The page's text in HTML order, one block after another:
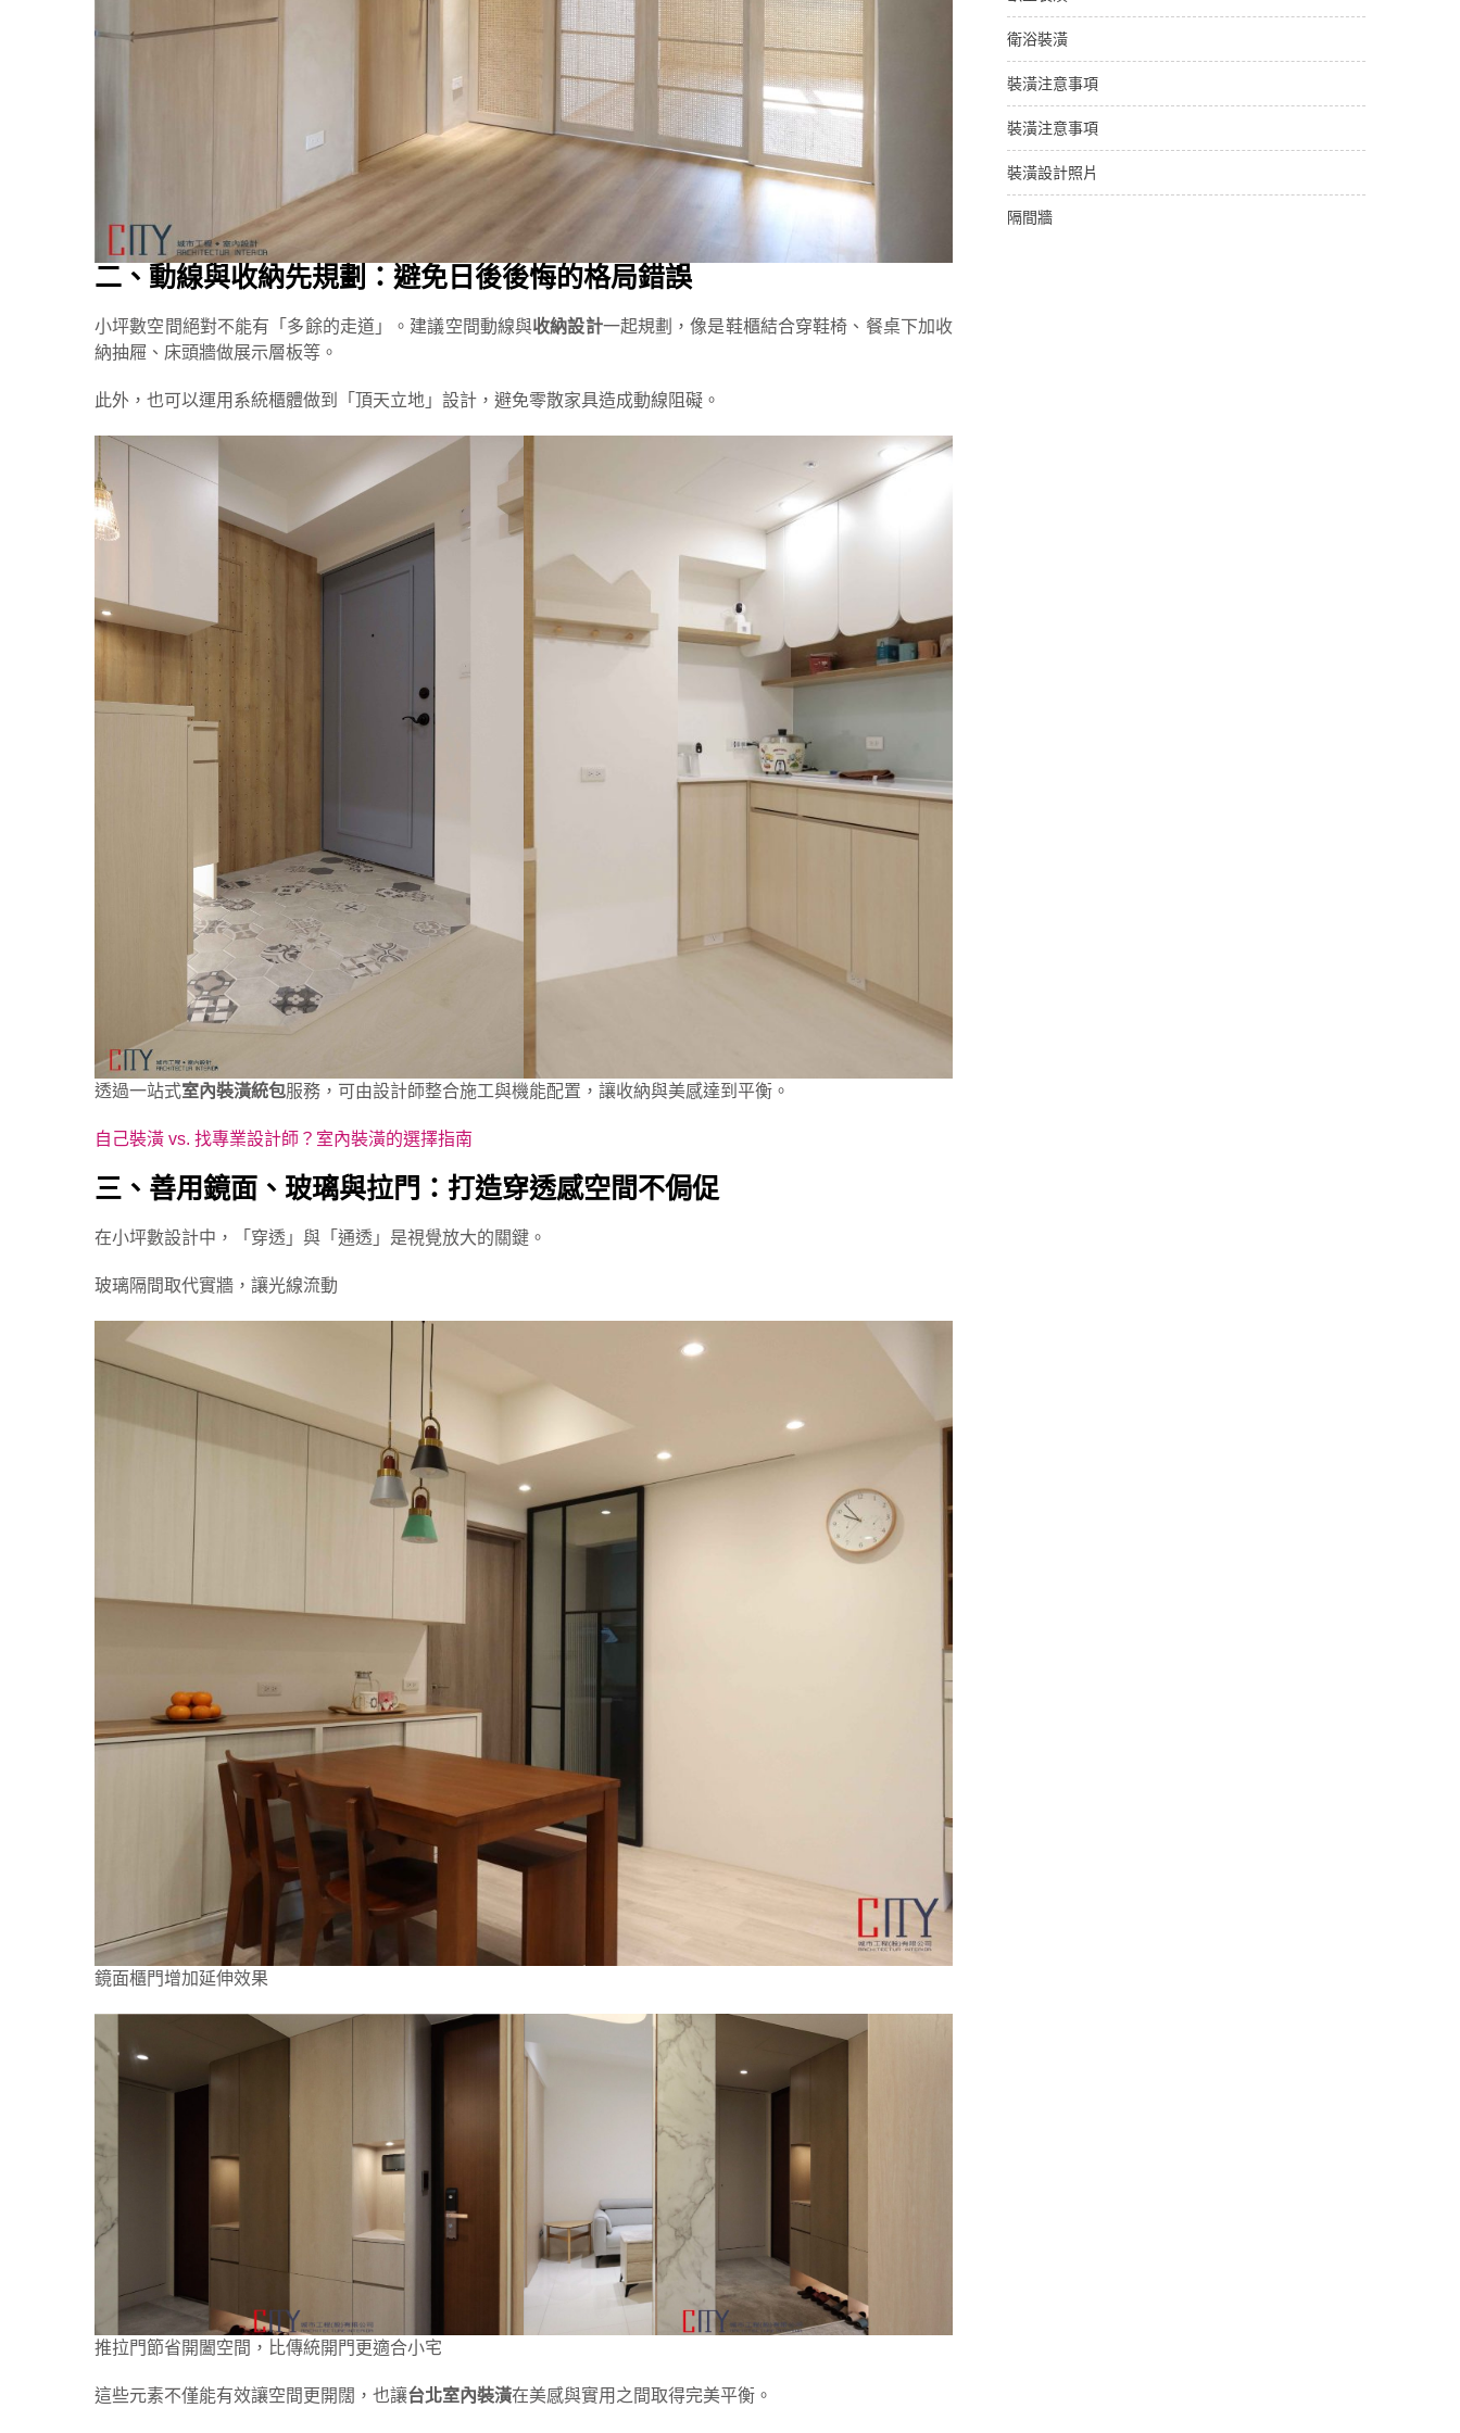
二、動線與收納先規劃：避免日後後悔的格局錯誤
小坪數空間絕對不能有「多餘的走道」。建議空間動線與收納設計一起規劃，像是鞋櫃結合穿鞋椅、餐桌下加收
納抽屜、床頭牆做展示層板等。
此外，也可以運用系統櫃體做到「頂天立地」設計，避免零散家具造成動線阻礙。
透過一站式室內裝潢統包服務，可由設計師整合施工與機能配置，讓收納與美感達到平衡。
自己裝潢 vs. 找專業設計師？室內裝潢的選擇指南
三、善用鏡面、玻璃與拉門：打造穿透感空間不侷促
在小坪數設計中，「穿透」與「通透」是視覺放大的關鍵。
玻璃隔間取代實牆，讓光線流動
鏡面櫃門增加延伸效果
推拉門節省開闔空間，比傳統開門更適合小宅
這些元素不僅能有效讓空間更開闊，也讓台北室內裝潢在美感與實用之間取得完美平衡。
衛浴裝潢
裝潢注意事項
裝潢注意事項
裝潢設計照片
隔間牆